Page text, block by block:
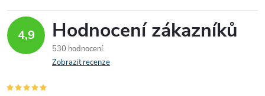
ů
t
ů
v
l 4,9 Hodnocení zákazníků
530 hodnocení
Zobrazit recenze